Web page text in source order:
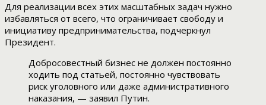
Для реализации всех этих масштабных задач нужно
избавляться от всего, что ограничивает свободу и
инициативу предпринимательства, подчеркнул
Президент.
Добросовестный бизнес не должен постоянно
ходить под статьей, постоянно чувствовать
риск уголовного или даже административного
наказания, — заявил Путин.